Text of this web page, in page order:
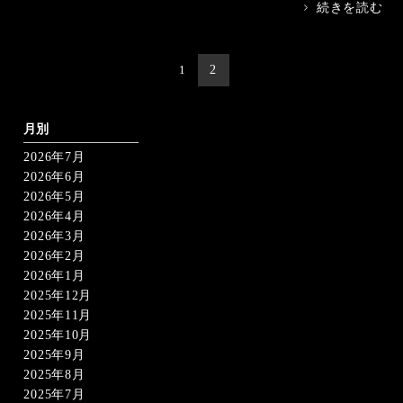
>
続きを読む
ー
ジ
送
り
1 2
月別
2026年7月
2026年6月
2026年5月
2026年4月
2026年3月
2026年2月
2026年1月
2025年12月
2025年11月
2025年10月
2025年9月
2025年8月
2025年7月